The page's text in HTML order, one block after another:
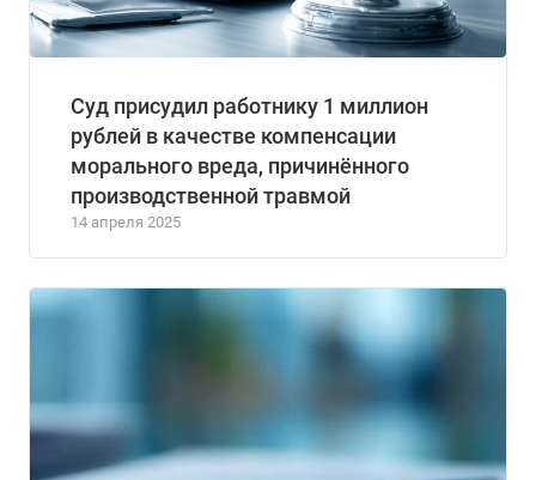
Суд присудил работнику 1 миллион
рублей в качестве компенсации
морального вреда, причинённого
производственной травмой
14 апреля 2025